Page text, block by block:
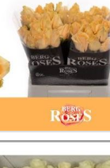
R Gr Avalanche+